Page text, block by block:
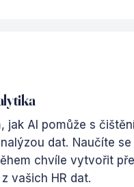
jak AI pomůže s
dat. Naučíte se
chvíle vytvořit
vašich HR dat.